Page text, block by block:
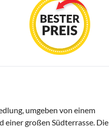
umgeben von einem
einer großen Südterrasse. Die